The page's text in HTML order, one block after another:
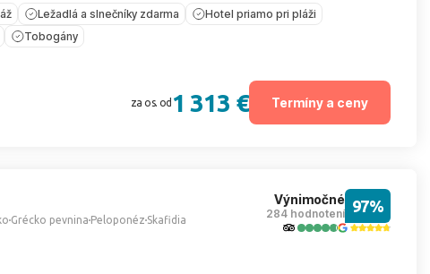
Ležadlá a slnečníky zdarma
Hotel priamo pri pláži
Tobogány
za os. od 1 313 € Termíny a ceny
Grécko pevninaPeloponézSkafidia
Výnimočné
284 hodnotení 97%